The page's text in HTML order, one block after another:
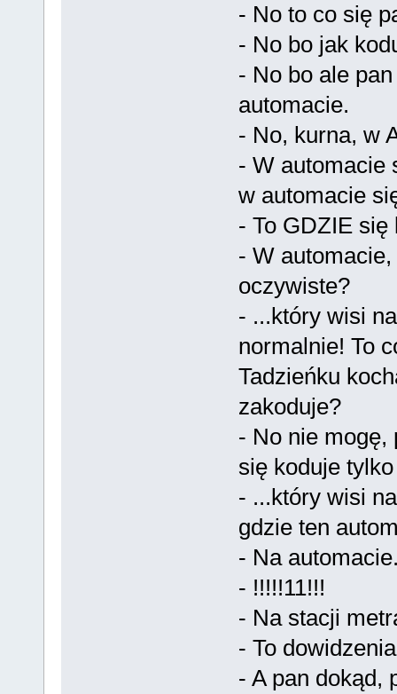
- No to co się
- No bo jak
- No bo ale
automacie.
- No, kurna, w
- W automacie
w automacie
- To GDZIE się
- W
oczywiste?
- ...który wisi
normalnie! To
Tadzieńku
zakoduje?
- No nie mogę,
się koduje
- ...który wisi
gdzie ten
- Na
- !!!!!11!!!
- Na stacji
- To
- A pan dokąd,